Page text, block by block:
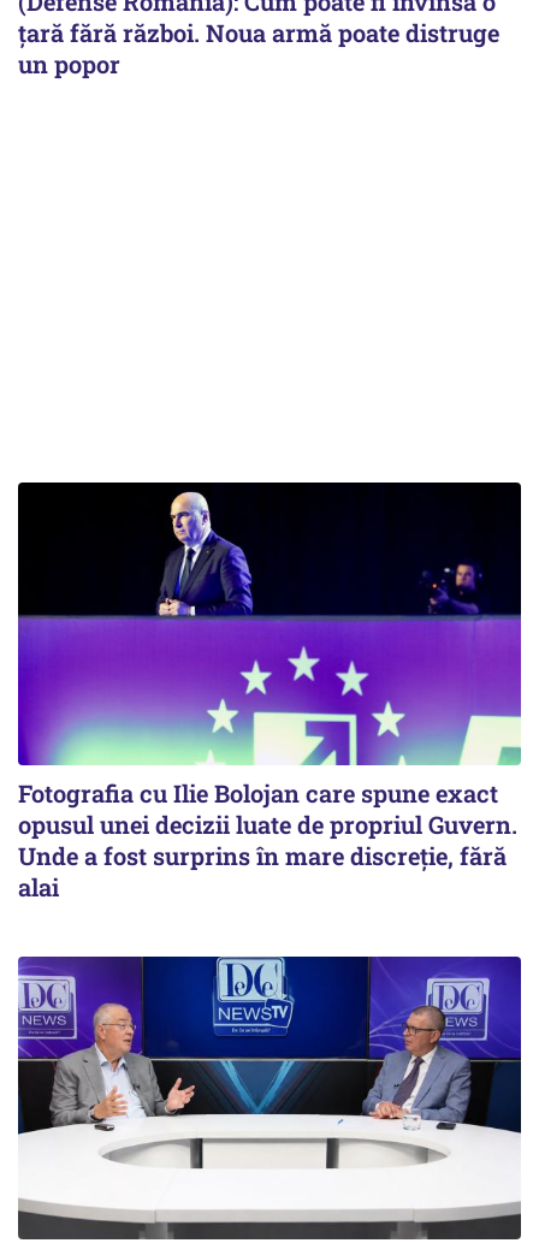
țară fără război. Noua armă poate distruge
un popor
Fotografia cu Ilie Bolojan care spune exact
opusul unei decizii luate de propriul Guvern.
Unde a fost surprins în mare discreție, fără
alai